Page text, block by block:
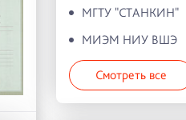
МГТУ "СТАНКИН"
МИЭМ НИУ ВШЭ
Смотреть все